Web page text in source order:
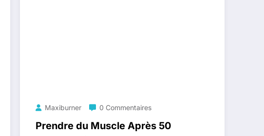
Maxiburner 0 Commentaires
Prendre du Muscle Après 50